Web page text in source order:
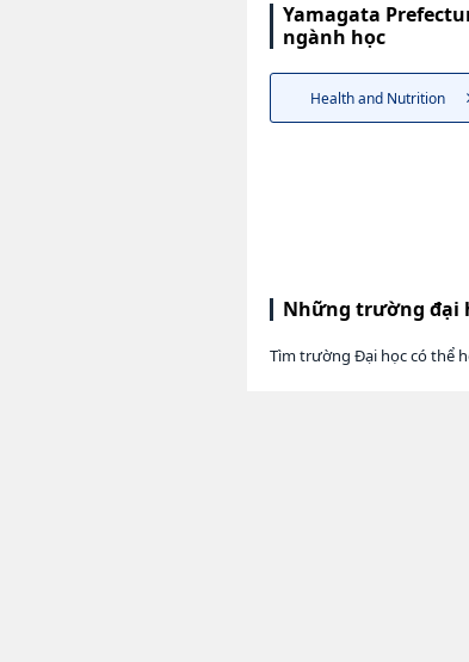
Yamagata
ngành học
Health and Nutrition
Những trường đại
Tìm trường Đại học có thể